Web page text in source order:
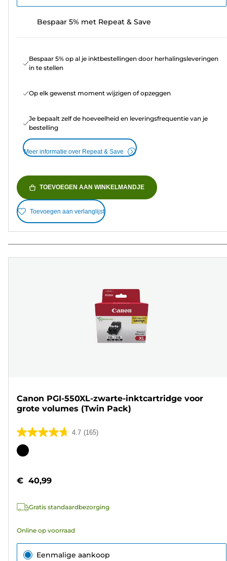
Bespaar 5% met Repeat & Save
Bespaar 5% op al je inktbestellingen door herhalingsleveringen
in te stellen
Op elk gewenst moment wijzigen of opzeggen
Je bepaalt zelf de hoeveelheid en leveringsfrequentie van je
bestelling
Meer informatie over Repeat & Save
TOEVOEGEN AAN WINKELMANDJE
Toevoegen aan verlanglijst
Canon PGI-550XL-zwarte-inktcartridge voor
grote volumes (Twin Pack)
4.7 (165)
4.7
van
sterren.
beoordelingen
Kleurencartridge
€ 40,99
Gratis standaardbezorging
Online op voorraad
Eenmalige aankoop